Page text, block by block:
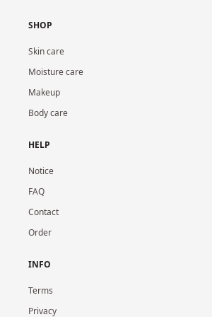
SHOP
Skin care
Moisture care
Makeup
Body care
HELP
Notice
FAQ
Contact
Order
INFO
Terms
Privacy